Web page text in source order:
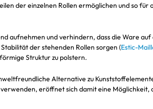
der einzelnen Rollen ermöglichen und so für
aufnehmen und verhindern, dass die Ware auf
der stehenden Rollen sorgen (Estic-
Struktur zu polstern.
Alternative zu
eröffnet sich damit eine Möglichkeit,